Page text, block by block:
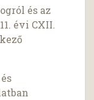
és az
évi CXII.